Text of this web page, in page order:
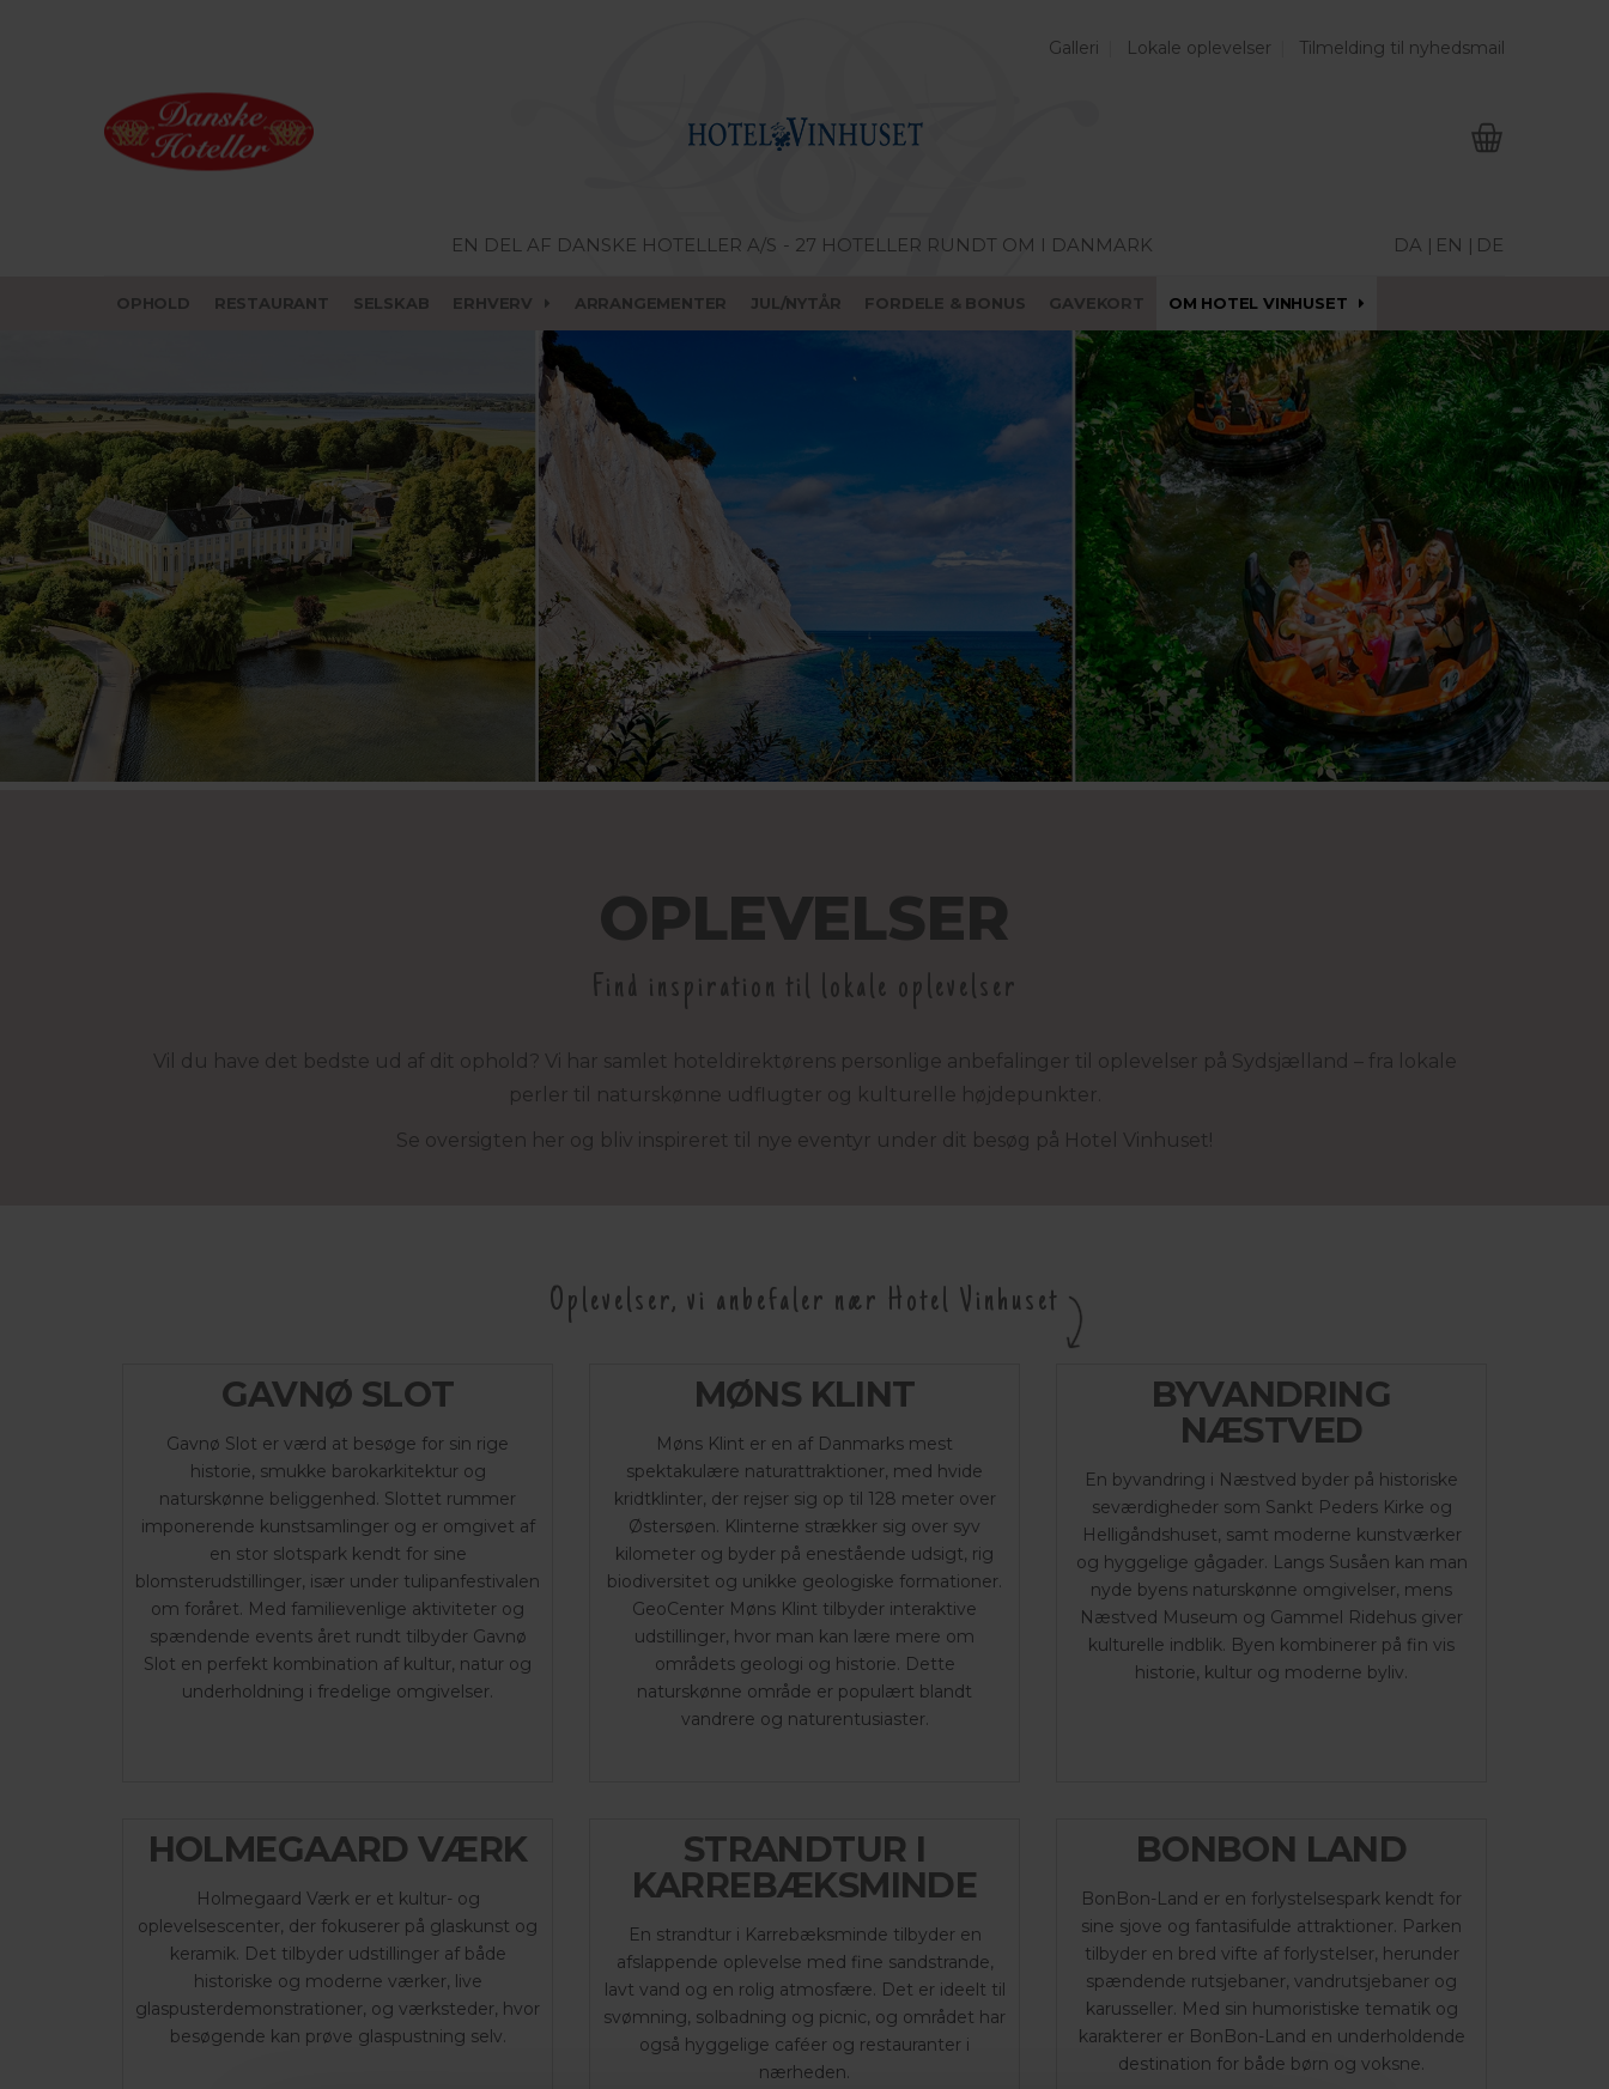
Galleri Lokale oplevelser Tilmelding til nyhedsmail
EN DEL AF DANSKE HOTELLER A/S - 27 HOTELLER RUNDT OM I DANMARK DA | EN | DE
OPHOLD RESTAURANT SELSKAB ERHVERV ARRANGEMENTER JUL/NYTÅR FORDELE & BONUS GAVEKORT OM HOTEL VINHUSET
OPLEVELSER
Find inspiration til lokale oplevelser
Vil du have det bedste ud af dit ophold? Vi har samlet hoteldirektørens personlige anbefalinger til oplevelser på Sydsjælland – fra lokale
perler til naturskønne udflugter og kulturelle højdepunkter.
Se oversigten her og bliv inspireret til nye eventyr under dit besøg på Hotel Vinhuset!
Oplevelser, vi anbefaler nær Hotel Vinhuset
GAVNØ SLOT
Gavnø Slot er værd at besøge for sin rige
historie, smukke barokarkitektur og
naturskønne beliggenhed. Slottet rummer
imponerende kunstsamlinger og er omgivet af
en stor slotspark kendt for sine
blomsterudstillinger, især under tulipanfestivalen
om foråret. Med familievenlige aktiviteter og
spændende events året rundt tilbyder Gavnø
Slot en perfekt kombination af kultur, natur og
underholdning i fredelige omgivelser.
MØNS KLINT
Møns Klint er en af Danmarks mest
spektakulære naturattraktioner, med hvide
kridtklinter, der rejser sig op til 128 meter over
Østersøen. Klinterne strækker sig over syv
kilometer og byder på enestående udsigt, rig
biodiversitet og unikke geologiske formationer.
GeoCenter Møns Klint tilbyder interaktive
udstillinger, hvor man kan lære mere om
områdets geologi og historie. Dette
naturskønne område er populært blandt
vandrere og naturentusiaster.
BYVANDRING
NÆSTVED
En byvandring i Næstved byder på historiske
seværdigheder som Sankt Peders Kirke og
Helligåndshuset, samt moderne kunstværker
og hyggelige gågader. Langs Susåen kan man
nyde byens naturskønne omgivelser, mens
Næstved Museum og Gammel Ridehus giver
kulturelle indblik. Byen kombinerer på fin vis
historie, kultur og moderne byliv.
HOLMEGAARD VÆRK
Holmegaard Værk er et kultur- og
oplevelsescenter, der fokuserer på glaskunst og
keramik. Det tilbyder udstillinger af både
historiske og moderne værker, live
glaspusterdemonstrationer, og værksteder, hvor
besøgende kan prøve glaspustning selv.
STRANDTUR I
KARREBÆKSMINDE
En strandtur i Karrebæksminde tilbyder en
afslappende oplevelse med fine sandstrande,
lavt vand og en rolig atmosfære. Det er ideelt til
svømning, solbadning og picnic, og området har
også hyggelige caféer og restauranter i
nærheden.
BONBON LAND
BonBon-Land er en forlystelsespark kendt for
sine sjove og fantasifulde attraktioner. Parken
tilbyder en bred vifte af forlystelser, herunder
spændende rutsjebaner, vandrutsjebaner og
karusseller. Med sin humoristiske tematik og
karakterer er BonBon-Land en underholdende
destination for både børn og voksne.